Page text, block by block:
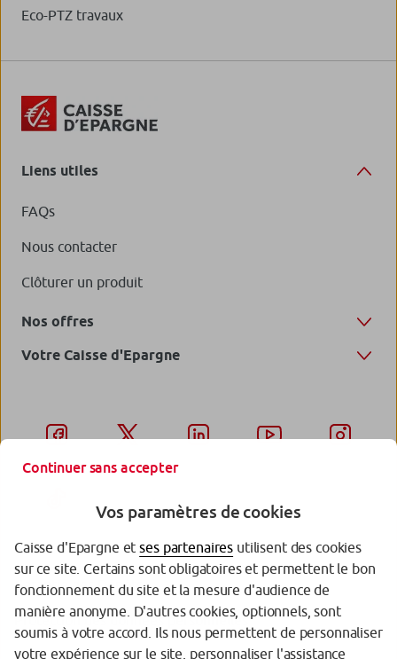
Eco-PTZ travaux
Liens utiles
FAQs
Nous contacter
Clôturer un produit
Nos offres
Votre Caisse d'Epargne
Garantie des Dépôts
Protection des données personnelles
Continuer sans accepter
Vos paramètres de cookies
Caisse d'Epargne etses partenaires utilisent des cookies
sur ce site. Certains sont obligatoires et permettent le bon
fonctionnement du site et la mesure d'audience de
manière anonyme. D'autres cookies, optionnels, sont
soumis à votre accord. Ils nous permettent de personnaliser
votre expérience sur le site, personnaliser l'assistance